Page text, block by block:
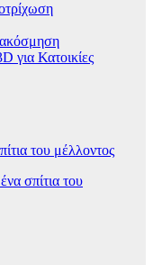
για Κατοικίες
του μέλλοντος
σπίτια του